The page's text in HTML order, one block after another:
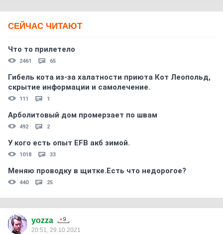
СЕЙЧАС ЧИТАЮТ
Что то прилетело
2461 65
Гибель кота из-за халатности приюта Кот Леопольд,
скрытиe информации и самолечение.
111 1
Арболитовый дом промерзает по швам
492 2
У кого есть опыт EFB акб зимой.
1018 33
Меняю проводку в щитке.Есть что недорогое?
440 25
yozza
20:51, 29.10.2021